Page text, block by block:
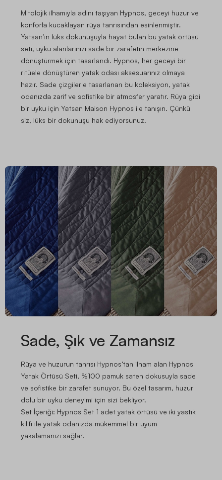
Mitolojik ilhamıyla adını taşıyan Hypnos, geceyi huzur ve
konforla kucaklayan rüya tanrısından esinlenmiştir.
Yatsan’ın lüks dokunuşuyla hayat bulan bu yatak örtüsü
seti, uyku alanlarınızı sade bir zarafetin merkezine
dönüştürmek için tasarlandı. Hypnos, her geceyi bir
ritüele dönüştüren yatak odası aksesuarınız olmaya
hazır. Sade çizgilerle tasarlanan bu koleksiyon, yatak
odanızda zarif ve sofistike bir atmosfer yaratır. Rüya gibi
bir uyku için Yatsan Maison Hypnos ile tanışın. Çünkü
siz, lüks bir dokunuşu hak ediyorsunuz.
Sade, Şık ve Zamansız
Rüya ve huzurun tanrısı Hypnos’tan ilham alan Hypnos
Yatak Örtüsü Seti, %100 pamuk saten dokusuyla sade
ve sofistike bir zarafet sunuyor. Bu özel tasarım, huzur
dolu bir uyku deneyimi için sizi bekliyor.
Set İçeriği: Hypnos Set 1 adet yatak örtüsü ve iki yastık
kılıfı ile yatak odanızda mükemmel bir uyum
yakalamanızı sağlar.